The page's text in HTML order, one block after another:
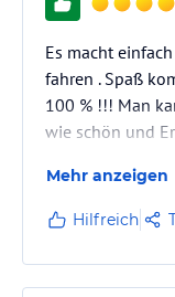
Es macht
fahren . Spaß
100 % !!! Man
wie schön und
Mehr anzeigen
Hilfreich